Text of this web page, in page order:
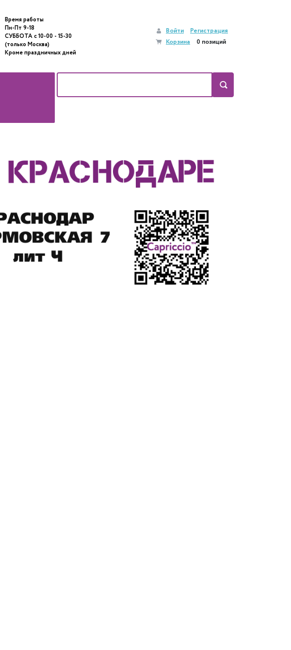
Войти
Регистрация
Корзина
0 позиций
Время работы
Пн-Пт 9-18
СУББОТА с 10-00 - 15-30
(только Москва)
Кроме праздничных дней